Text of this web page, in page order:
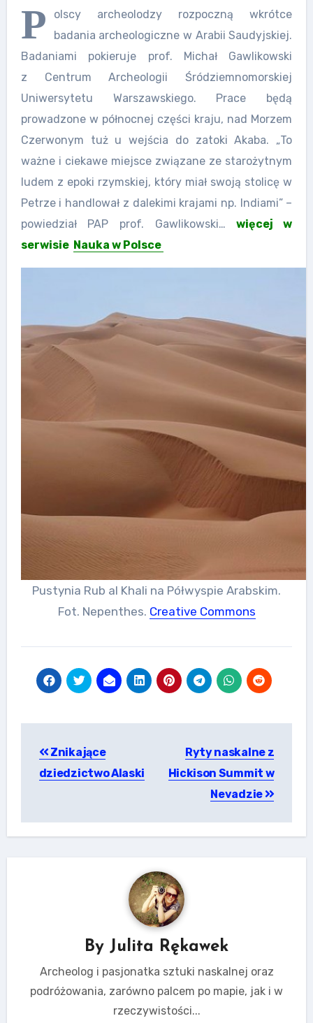
P
olscy archeolodzy rozpoczną wkrótce
badania archeologiczne w Arabii Saudyjskiej.
Badaniami pokieruje prof. Michał Gawlikowski
z Centrum Archeologii Śródziemnomorskiej
Uniwersytetu Warszawskiego. Prace będą
prowadzone w północnej części kraju, nad Morzem
Czerwonym tuż u wejścia do zatoki Akaba. „To
ważne i ciekawe miejsce związane ze starożytnym
ludem z epoki rzymskiej, który miał swoją stolicę w
Petrze i handlował z dalekimi krajami np. Indiami” –
powiedział PAP prof. Gawlikowski… więcej w
serwisie Nauka w Polsce
Pustynia Rub al Khali na Półwyspie Arabskim.
Fot. Nepenthes. Creative Commons
wpisu
Znikające
dziedzictwo Alaski
Ryty naskalne z
Hickison Summit w
Nevadzie
By Julita Rękawek
Archeolog i pasjonatka sztuki naskalnej oraz
podróżowania, zarówno palcem po mapie, jak i w
rzeczywistości...